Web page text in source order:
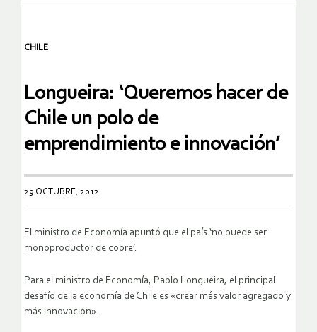
CHILE
Longueira: ‘Queremos hacer de
Chile un polo de
emprendimiento e innovación’
29 OCTUBRE, 2012
El ministro de Economía apuntó que el país ‘no puede ser
monoproductor de cobre’.
Para el ministro de Economía, Pablo Longueira, el principal
desafío de la economía de Chile es «crear más valor agregado y
más innovación».